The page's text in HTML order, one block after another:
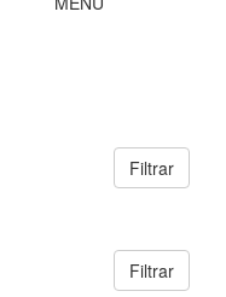
Filtrar
Filtrar